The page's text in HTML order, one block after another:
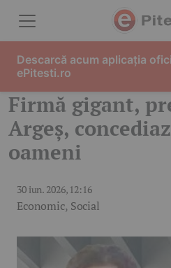
Firmă gigant,
Argeș,
oameni
30 iun. 2026, 12:16
Economic, Social
Descarcă acum aplicația
ePitesti.ro